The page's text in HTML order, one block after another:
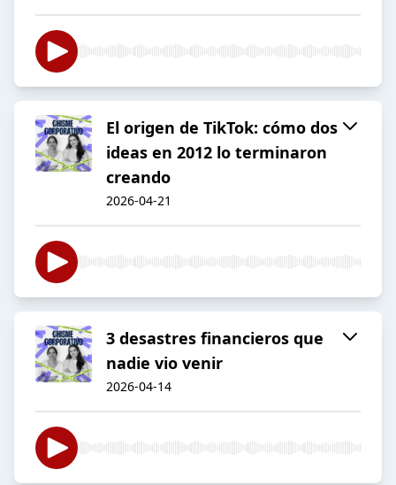
El origen de TikTok: cómo dos
ideas en 2012 lo terminaron
creando
2026-04-21
3 desastres financieros que
nadie vio venir
2026-04-14